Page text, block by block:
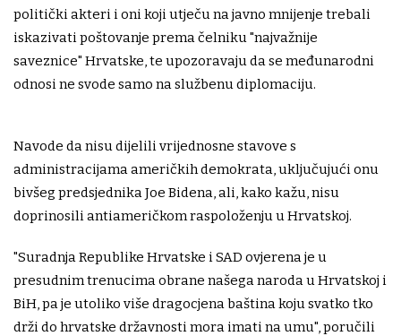
politički akteri i oni koji utječu na javno mnijenje trebali
iskazivati poštovanje prema čelniku "najvažnije
saveznice" Hrvatske, te upozoravaju da se međunarodni
odnosi ne svode samo na službenu diplomaciju.
Navode da nisu dijelili vrijednosne stavove s
administracijama američkih demokrata, uključujući onu
bivšeg predsjednika Joe Bidena, ali, kako kažu, nisu
doprinosili antiameričkom raspoloženju u Hrvatskoj.
"Suradnja Republike Hrvatske i SAD ovjerena je u
presudnim trenucima obrane našega naroda u Hrvatskoj i
BiH, pa je utoliko više dragocjena baština koju svatko tko
drži do hrvatske državnosti mora imati na umu", poručili